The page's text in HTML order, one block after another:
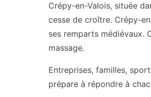
Crépy-en-Valois, située
cesse de croître. Crépy-
ses remparts médiévaux.
massage.
Entreprises, familles,
prépare à répondre à